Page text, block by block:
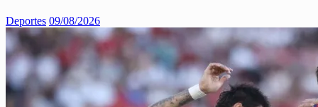
Deportes 09/08/2026